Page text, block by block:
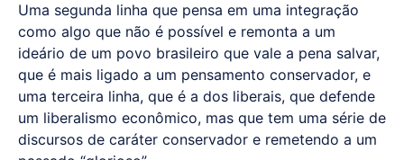
Uma segunda linha que pensa em uma integração
como algo que não é possível e remonta a um
ideário de um povo brasileiro que vale a pena salvar,
que é mais ligado a um pensamento conservador, e
uma terceira linha, que é a dos liberais, que defende
um liberalismo econômico, mas que tem uma série de
discursos de caráter conservador e remetendo a um